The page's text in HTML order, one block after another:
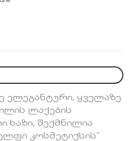
ელეგანტური, ყველაზე
ლაქების
შექმნილია
კოსმეტიქსის”